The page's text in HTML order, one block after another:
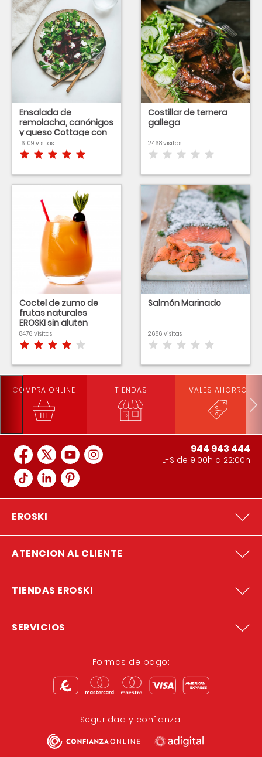
Ensalada de
remolacha, canónigos
y queso Cottage con
aliño de mostaza y
miel
16109 visitas
Costillar de ternera
gallega
2468 visitas
Coctel de zumo de
frutas naturales
EROSKI sin gluten
8476 visitas
Salmón Marinado
2686 visitas
COMPRA ONLINE TIENDAS VALES AHORRO
944 943 444
L-S de 9:00h a 22:00h
EROSKI
ATENCION AL CLIENTE
TIENDAS EROSKI
SERVICIOS
Formas de pago:
Seguridad y confianza: